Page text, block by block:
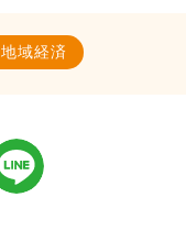
地域経済